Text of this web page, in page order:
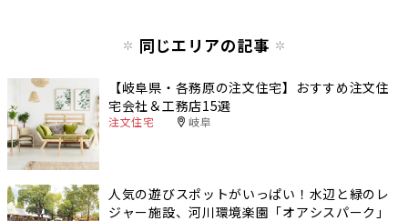
同じエリアの記事
【岐阜県・各務原の注文住宅】おすすめ注文住
宅会社＆工務店15選
注文住宅 岐阜
人気の遊びスポットがいっぱい！水辺と緑のレ
ジャー施設、河川環境楽園「オアシスパーク」